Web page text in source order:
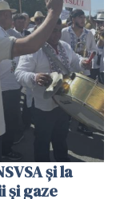
și la
și gaze